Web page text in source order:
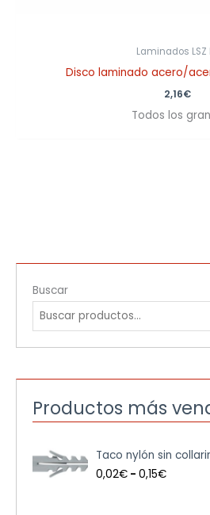
Buscar
Productos más
Taco nylón sin
0,02€ - 0,15€
a
n
Laminados LSZ
Disco laminado acero/
2,16€
Todos los